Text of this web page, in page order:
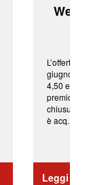
L’offerta
giugno da
4,50 euro
premio di
chiusura
è acq...
Leggi di